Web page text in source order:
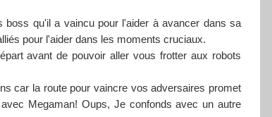
qu'il a vaincu pour l'aider à avancer dans sa
pour l'aider dans les moments cruciaux.
avant de pouvoir aller vous frotter aux robots
car la route pour vaincre vos adversaires promet
Megaman! Oups, Je confonds avec un autre